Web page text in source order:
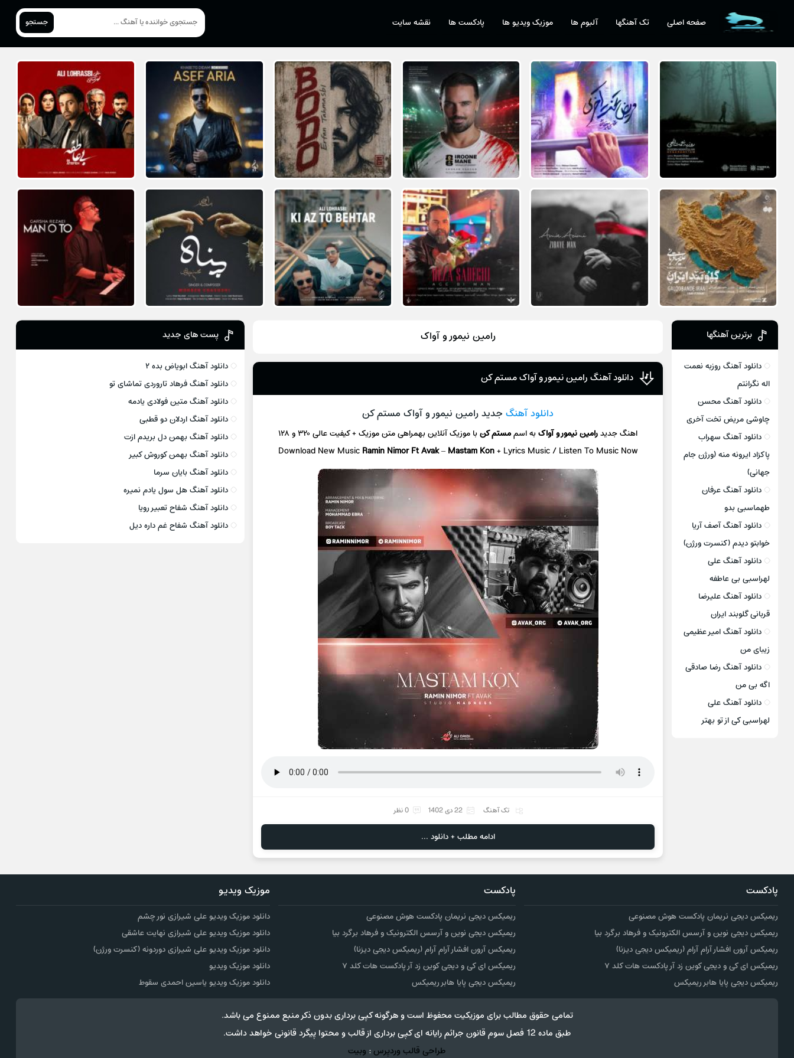
صفحه اصلی تک آهنگها آلبوم ها موزیک ویدیو ها پادکست ها نقشه سایت جستجو
رامین نیمور و آواک
دانلود آهنگ رامین نیمور و آواک مستم کن
دانلود آهنگجدید رامین نیمور و آواک مستم کن
اهنگ جدیدرامین نیمور و آواکبه اسممستم کنبا موزیک آنلاینبهمراهی متن موزیک + کیفیت عالی ۳۲۰ و ۱۲۸
Download New Music Ramin Nimor Ft Avak–Mastam Kon+ Lyrics Music / Listen To Music Now
تک آهنگ 22 دی 1402 0 نظر
ادامه مطلب + دانلود ...
برترین آهنگها
دانلود آهنگ روزبه نعمت
اله نگرانتم
دانلود آهنگ محسن
چاوشی مریض تخت آخری
دانلود آهنگ سهراب
پاکزاد ایرونه منه (ورژن جام
جهانی)
دانلود آهنگ عرفان
طهماسبی بدو
دانلود آهنگ آصف آریا
خوابتو دیدم (کنسرت ورژن)
دانلود آهنگ علی
لهراسبی بی عاطفه
دانلود آهنگ علیرضا
قربانی گلوبند ایران
دانلود آهنگ امیر عظیمی
زیبای من
دانلود آهنگ رضا صادقی
اگه بی من
دانلود آهنگ علی
لهراسبی کی از تو ‌بهتر
پست های جدید
دانلود آهنگ ابویاض بده ۲
دانلود آهنگ فرهاد تاروردی تماشای تو
دانلود آهنگ متین فولادی یادمه
دانلود آهنگ اردلان دو قطبی
دانلود آهنگ بهمن دل بریدم ازت
دانلود آهنگ بهمن کوروش کبیر
دانلود آهنگ بایان سرما
دانلود آهنگ هل سول یادم نمیره
دانلود آهنگ شفاح تعبیر رویا
دانلود آهنگ شفاح غم داره دیل
پادکست
ریمیکس دیجی نریمان پادکست هوش مصنوعی
ریمیکس دیجی نوین و آرسس الکترونیک و فرهاد برگرد بیا
ریمیکس آرون افشار آرام آرام (ریمیکس دیجی دیزنا)
ریمیکس ای کی و دیجی کوین زد آر پادکست هات کلد ۷
ریمیکس دیجی پایا هابر ریمیکس
پادکست
ریمیکس دیجی نریمان پادکست هوش مصنوعی
ریمیکس دیجی نوین و آرسس الکترونیک و فرهاد برگرد بیا
ریمیکس آرون افشار آرام آرام (ریمیکس دیجی دیزنا)
ریمیکس ای کی و دیجی کوین زد آر پادکست هات کلد ۷
ریمیکس دیجی پایا هابر ریمیکس
موزیک ویدیو
دانلود موزیک ویدیو علی شیرازی نور چشم
دانلود موزیک ویدیو علی شیرازی نهایت عاشقی
دانلود موزیک ویدیو علی شیرازی دوردونه (کنسرت ورژن)
دانلود موزیک ویدیو
دانلود موزیک ویدیو یاسین احمدی سقوط
تمامی حقوق مطالب برای موزیکیت محفوظ است و هرگونه کپی برداری بدون ذکر منبع ممنوع می باشد.
طبق ماده 12 فصل سوم قانون جرائم رایانه ای کپی برداری از قالب و محتوا پیگرد قانونی خواهد داشت.
طراحی قالب وردپرس: وبیت